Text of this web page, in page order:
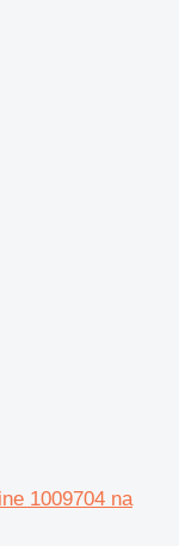
1009704 na